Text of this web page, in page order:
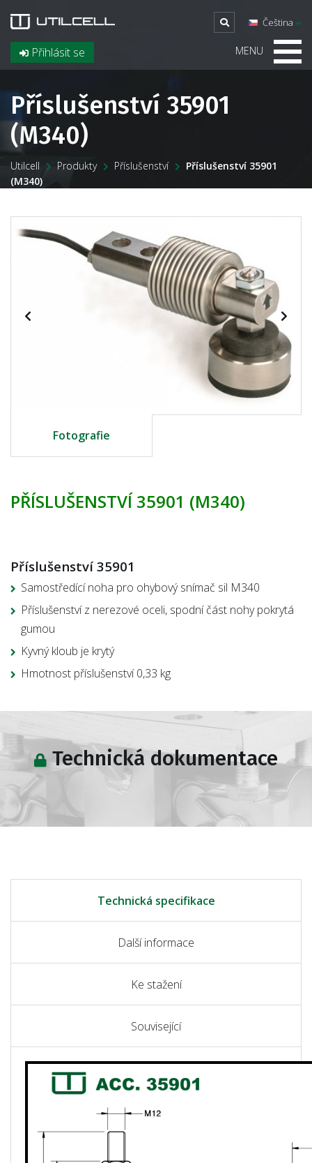
Přihlásit se
Čeština
MENU
Příslušenství 35901
(M340)
Utilcell Produkty Příslušenství
Příslušenství 35901
(M340)
Fotografie
PŘÍSLUŠENSTVÍ 35901 (M340)
Příslušenství 35901
Samostředící noha pro ohybový snímač sil M340
Příslušenství z nerezové oceli, spodní část nohy pokrytá
gumou
Kyvný kloub je krytý
Hmotnost příslušenství 0,33 kg
Technická dokumentace
Technická specifikace
Další informace
Ke stažení
Související